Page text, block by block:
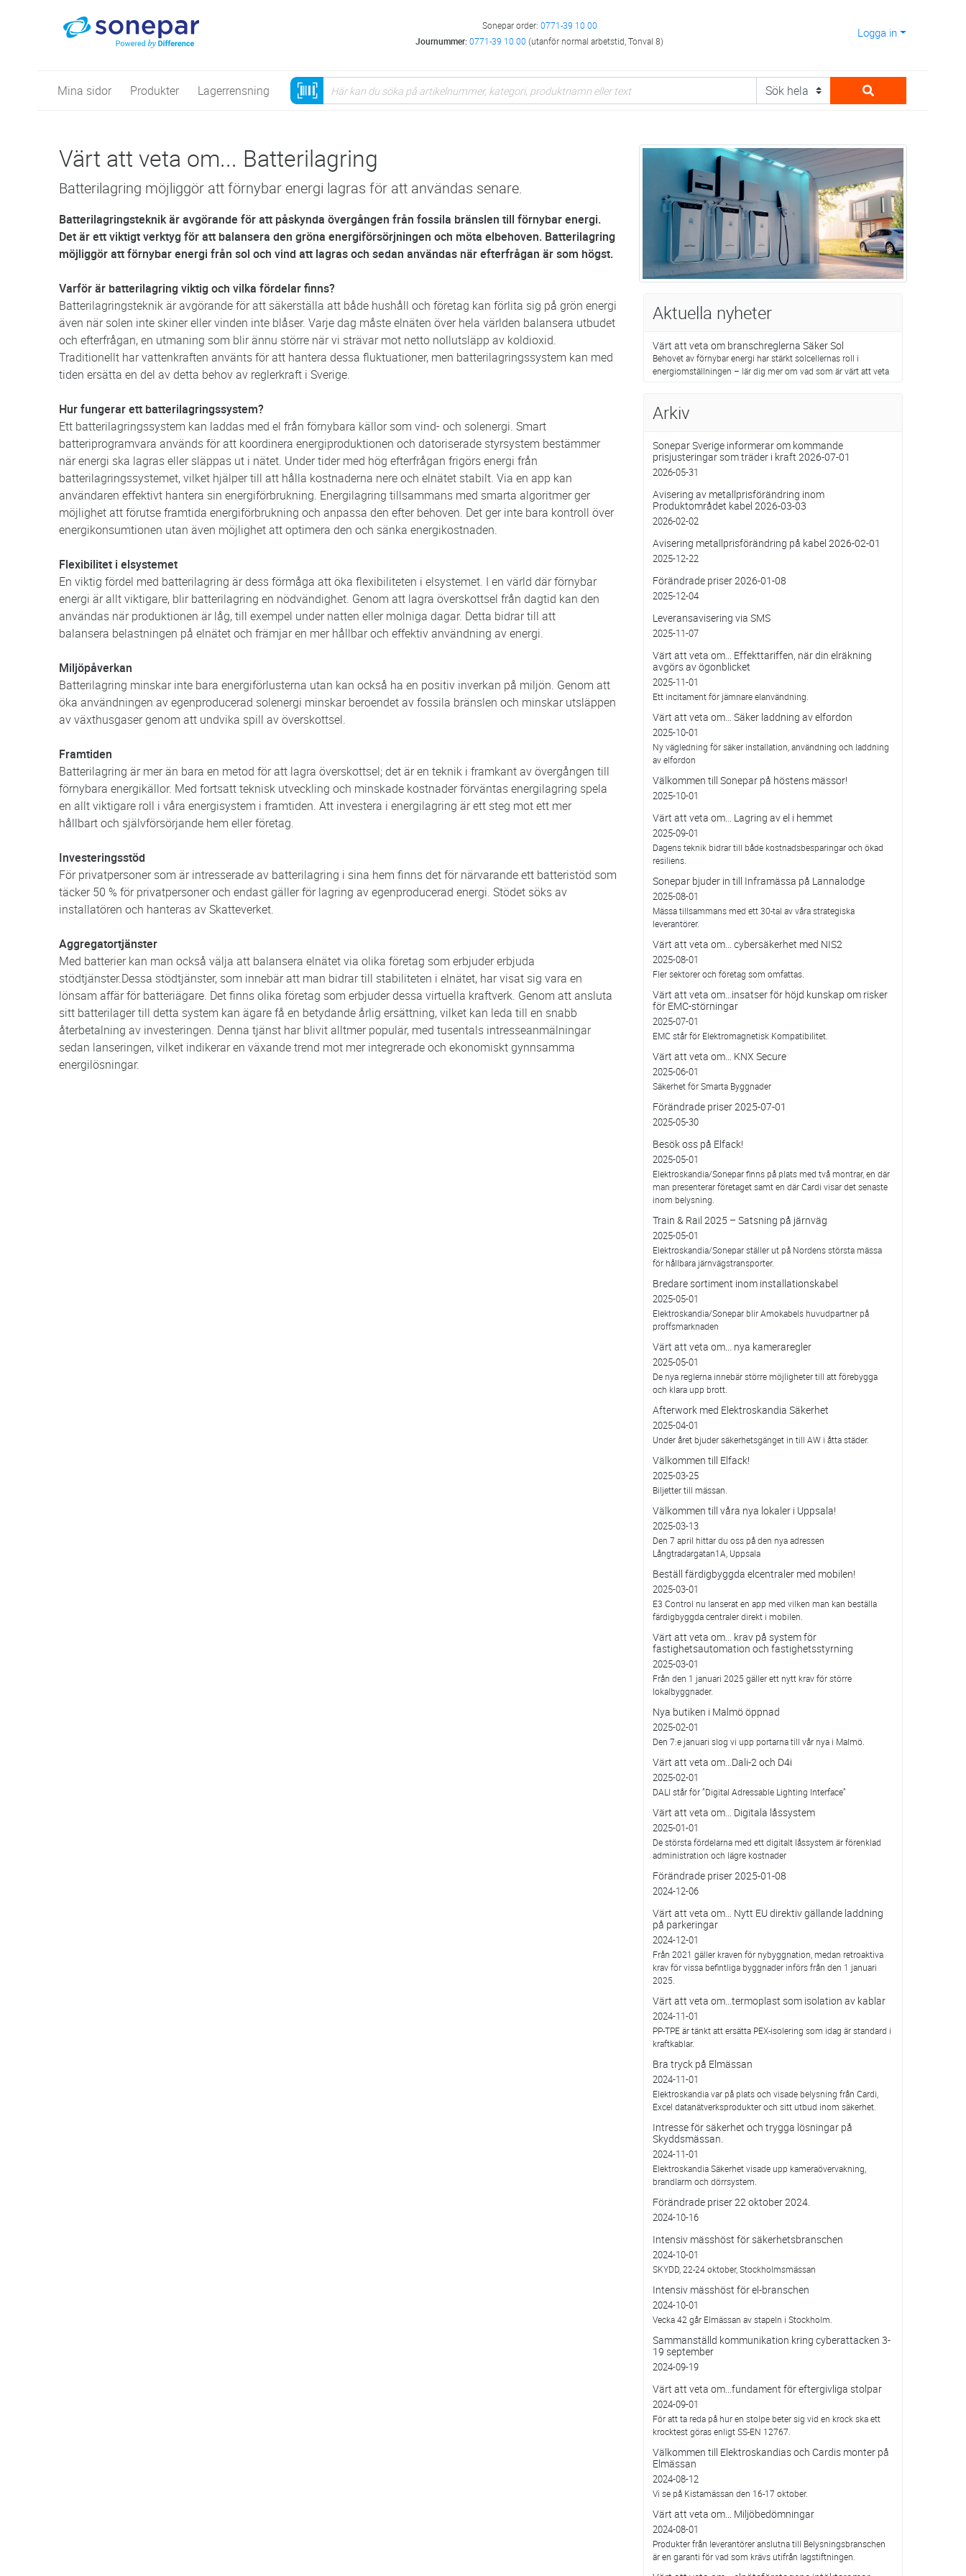
Sonepar order: 0771-39 10 00
Journummer:0771-39 10 00 (utanför normal arbetstid, Tonval 8)
Logga in
Mina sidor Produkter Lagerrensning
Värt att veta om... Batterilagring
Batterilagring möjliggör att förnybar energi lagras för att användas senare.
Batterilagringsteknik är avgörande för att påskynda övergången från fossila bränslen till förnybar energi.
Det är ett viktigt verktyg för att balansera den gröna energiförsörjningen och möta elbehoven. Batterilagring
möjliggör att förnybar energi från sol och vind att lagras och sedan användas när efterfrågan är som högst.
Varför är batterilagring viktig och vilka fördelar finns?
Batterilagringsteknik är avgörande för att säkerställa att både hushåll och företag kan förlita sig på grön energi
även när solen inte skiner eller vinden inte blåser. Varje dag måste elnäten över hela världen balansera utbudet
och efterfrågan, en utmaning som blir ännu större när vi strävar mot netto nollutsläpp av koldioxid.
Traditionellt har vattenkraften använts för att hantera dessa fluktuationer, men batterilagringssystem kan med
tiden ersätta en del av detta behov av reglerkraft i Sverige.
Hur fungerar ett batterilagringssystem?
Ett batterilagringssystem kan laddas med el från förnybara källor som vind- och solenergi. Smart
batteriprogramvara används för att koordinera energiproduktionen och datoriserade styrsystem bestämmer
när energi ska lagras eller släppas ut i nätet. Under tider med hög efterfrågan frigörs energi från
batterilagringssystemet, vilket hjälper till att hålla kostnaderna nere och elnätet stabilt. Via en app kan
användaren effektivt hantera sin energiförbrukning. Energilagring tillsammans med smarta algoritmer ger
möjlighet att förutse framtida energiförbrukning och anpassa den efter behoven. Det ger inte bara kontroll över
energikonsumtionen utan även möjlighet att optimera den och sänka energikostnaden.
Flexibilitet i elsystemet
En viktig fördel med batterilagring är dess förmåga att öka flexibiliteten i elsystemet. I en värld där förnybar
energi är allt viktigare, blir batterilagring en nödvändighet. Genom att lagra överskottsel från dagtid kan den
användas när produktionen är låg, till exempel under natten eller molniga dagar. Detta bidrar till att
balansera belastningen på elnätet och främjar en mer hållbar och effektiv användning av energi.
Miljöpåverkan
Batterilagring minskar inte bara energiförlusterna utan kan också ha en positiv inverkan på miljön. Genom att
öka användningen av egenproducerad solenergi minskar beroendet av fossila bränslen och minskar utsläppen
av växthusgaser genom att undvika spill av överskottsel.
Framtiden
Batterilagring är mer än bara en metod för att lagra överskottsel; det är en teknik i framkant av övergången till
förnybara energikällor. Med fortsatt teknisk utveckling och minskade kostnader förväntas energilagring spela
en allt viktigare roll i våra energisystem i framtiden. Att investera i energilagring är ett steg mot ett mer
hållbart och självförsörjande hem eller företag.
Investeringsstöd
För privatpersoner som är intresserade av batterilagring i sina hem finns det för närvarande ett batteristöd som
täcker 50 % för privatpersoner och endast gäller för lagring av egenproducerad energi. Stödet söks av
installatören och hanteras av Skatteverket.
Aggregatortjänster
Med batterier kan man också välja att balansera elnätet via olika företag som erbjuder erbjuda
stödtjänster.Dessa stödtjänster, som innebär att man bidrar till stabiliteten i elnätet, har visat sig vara en
lönsam affär för batteriägare. Det finns olika företag som erbjuder dessa virtuella kraftverk. Genom att ansluta
sitt batterilager till detta system kan ägare få en betydande årlig ersättning, vilket kan leda till en snabb
återbetalning av investeringen. Denna tjänst har blivit alltmer populär, med tusentals intresseanmälningar
sedan lanseringen, vilket indikerar en växande trend mot mer integrerade och ekonomiskt gynnsamma
energilösningar.
Aktuella nyheter
Värt att veta om branschreglerna Säker Sol
Behovet av förnybar energi har stärkt solcellernas roll i
energiomställningen – lär dig mer om vad som är värt att veta
Arkiv
Sonepar Sverige informerar om kommande
prisjusteringar som träder i kraft 2026-07-01
2026-05-31
Avisering av metallprisförändring inom
Produktområdet kabel 2026-03-03
2026-02-02
Avisering metallprisförändring på kabel 2026-02-01
2025-12-22
Förändrade priser 2026-01-08
2025-12-04
Leveransavisering via SMS
2025-11-07
Värt att veta om… Effekttariffen, när din elräkning
avgörs av ögonblicket
2025-11-01
Ett incitament för jämnare elanvändning.
Värt att veta om… Säker laddning av elfordon
2025-10-01
Ny vägledning för säker installation, användning och laddning
av elfordon
Välkommen till Sonepar på höstens mässor!
2025-10-01
Värt att veta om... Lagring av el i hemmet
2025-09-01
Dagens teknik bidrar till både kostnadsbesparingar och ökad
resiliens.
Sonepar bjuder in till Inframässa på Lannalodge
2025-08-01
Mässa tillsammans med ett 30-tal av våra strategiska
leverantörer.
Värt att veta om... cybersäkerhet med NIS2
2025-08-01
Fler sektorer och företag som omfattas.
Värt att veta om…insatser för höjd kunskap om risker
för EMC-störningar
2025-07-01
EMC står för Elektromagnetisk Kompatibilitet.
Värt att veta om… KNX Secure
2025-06-01
Säkerhet för Smarta Byggnader
Förändrade priser 2025-07-01
2025-05-30
Besök oss på Elfack!
2025-05-01
Elektroskandia/Sonepar finns på plats med två montrar, en där
man presenterar företaget samt en där Cardi visar det senaste
inom belysning.
Train & Rail 2025 – Satsning på järnväg
2025-05-01
Elektroskandia/Sonepar ställer ut på Nordens största mässa
för hållbara järnvägstransporter.
Bredare sortiment inom installationskabel
2025-05-01
Elektroskandia/Sonepar blir Amokabels huvudpartner på
proffsmarknaden
Värt att veta om... nya kameraregler
2025-05-01
De nya reglerna innebär större möjligheter till att förebygga
och klara upp brott.
Afterwork med Elektroskandia Säkerhet
2025-04-01
Under året bjuder säkerhetsgänget in till AW i åtta städer.
Välkommen till Elfack!
2025-03-25
Biljetter till mässan.
Välkommen till våra nya lokaler i Uppsala!
2025-03-13
Den 7 april hittar du oss på den nya adressen
Långtradargatan1A, Uppsala
Beställ färdigbyggda elcentraler med mobilen!
2025-03-01
E3 Control nu lanserat en app med vilken man kan beställa
färdigbyggda centraler direkt i mobilen.
Värt att veta om... krav på system för
fastighetsautomation och fastighetsstyrning
2025-03-01
Från den 1 januari 2025 gäller ett nytt krav för större
lokalbyggnader.
Nya butiken i Malmö öppnad
2025-02-01
Den 7:e januari slog vi upp portarna till vår nya i Malmö.
Värt att veta om…Dali-2 och D4i
2025-02-01
DALI står för ”Digital Adressable Lighting Interface”
Värt att veta om… Digitala låssystem
2025-01-01
De största fördelarna med ett digitalt låssystem är förenklad
administration och lägre kostnader
Förändrade priser 2025-01-08
2024-12-06
Värt att veta om… Nytt EU direktiv gällande laddning
på parkeringar
2024-12-01
Från 2021 gäller kraven för nybyggnation, medan retroaktiva
krav för vissa befintliga byggnader införs från den 1 januari
2025.
Värt att veta om…termoplast som isolation av kablar
2024-11-01
PP-TPE är tänkt att ersätta PEX-isolering som idag är standard i
kraftkablar.
Bra tryck på Elmässan
2024-11-01
Elektroskandia var på plats och visade belysning från Cardi,
Excel datanätverksprodukter och sitt utbud inom säkerhet.
Intresse för säkerhet och trygga lösningar på
Skyddsmässan.
2024-11-01
Elektroskandia Säkerhet visade upp kameraövervakning,
brandlarm och dörrsystem.
Förändrade priser 22 oktober 2024.
2024-10-16
Intensiv mässhöst för säkerhetsbranschen
2024-10-01
SKYDD, 22-24 oktober, Stockholmsmässan
Intensiv mässhöst för el-branschen
2024-10-01
Vecka 42 går Elmässan av stapeln i Stockholm.
Sammanställd kommunikation kring cyberattacken 3-
19 september
2024-09-19
Värt att veta om…fundament för eftergivliga stolpar
2024-09-01
För att ta reda på hur en stolpe beter sig vid en krock ska ett
krocktest göras enligt SS-EN 12767.
Välkommen till Elektroskandias och Cardis monter på
Elmässan
2024-08-12
Vi se på Kistamässan den 16-17 oktober.
Värt att veta om... Miljöbedömningar
2024-08-01
Produkter från leverantörer anslutna till Belysningsbranschen
är en garanti för vad som krävs utifrån lagstiftningen.